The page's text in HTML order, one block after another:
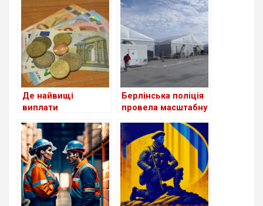
для шукачів
притулку: чи
стосується це
українців?
біженців із України
станом на сьогодні
Де найвищі
виплати
біженцям серед
країн Європи?
Берлінська поліція
провела масштабну
для біженців з
України